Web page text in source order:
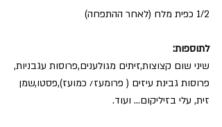
1/2 כפית מלח (לאחר ההתפחה)
לתוספות:
שיני שום קצוצות,זיתים מגולענים,פרוסות עגבניות,
פרוסות גבינת עיזים ( פרומעז/ כמועז),פסטו,שמן
זית, עלי בזיליקום… ועוד.